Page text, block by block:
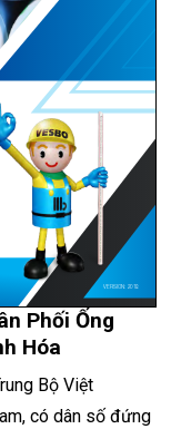
Phối Ống
Hóa
Bộ Việt
có dân số đứng